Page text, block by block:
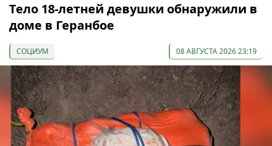
Тело 18-летней девушки обнаружили в
доме в Геранбое
СОЦИУМ 08 АВГУСТА 2026 23:19